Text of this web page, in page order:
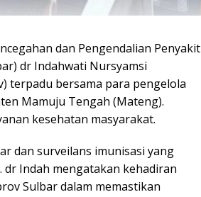
dan Pengendalian Penyakit
dr Indahwati Nursyamsi
terpadu bersama para pengelola
Mamuju Tengah (Mateng).
kesehatan masyarakat.
dan surveilans imunisasi yang
dr Indah mengatakan kehadiran
Sulbar dalam memastikan